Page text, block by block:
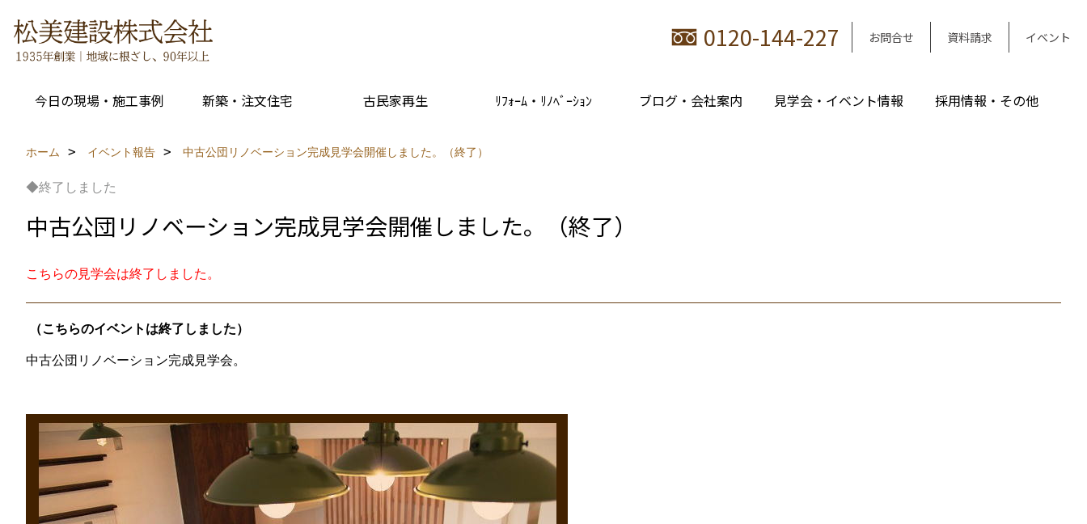
0120-144-227 お問合せ 資料請求 イベント
今日の現場・施工事例 新築・注文住宅 古民家再生 ﾘﾌｫｰﾑ・ﾘﾉﾍﾞｰｼｮﾝ ブログ・会社案内 見学会・イベント情報 採用情報・その他
ホーム イベント報告 中古公団リノベーション完成見学会開催しました。（終了）
◆終了しました
中古公団リノベーション完成見学会開催しました。（終了）
こちらの見学会は終了しました。
（こちらのイベントは終了しました）
中古公団リノベーション完成見学会。